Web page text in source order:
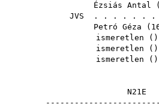
Ézsiás Antal (
JVS . . . . . . .
Petró Géza (